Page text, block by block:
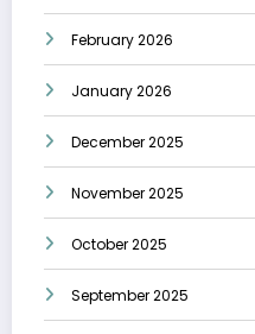
February 2026
January 2026
December 2025
November 2025
October 2025
September 2025